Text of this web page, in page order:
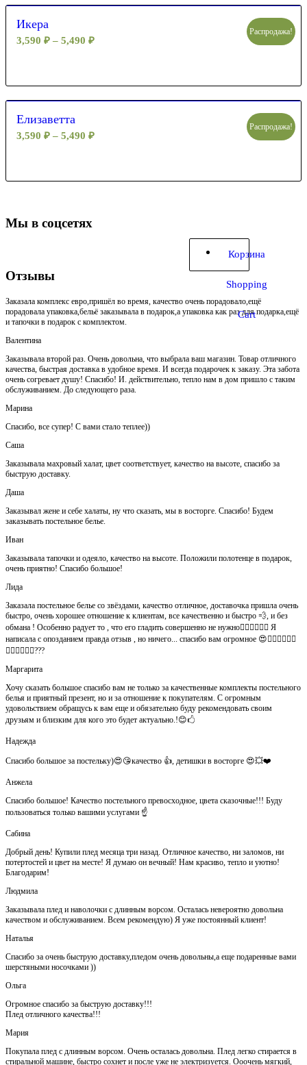
Корзина
Shopping
Cart
Икера
3,590 ₽ – 5,490 ₽
Распродажа!
Елизаветта
3,590 ₽ – 5,490 ₽
Распродажа!
Мы в соцсетях
Отзывы
Заказала комплекс евро,пришёл во время, качество очень порадовало,ещё
порадовала упаковка,бельё заказывала в подарок,а упаковка как раз для подарка,ещё
и тапочки в подарок с комплектом.
Валентина
Заказывала второй раз. Очень довольна, что выбрала ваш магазин. Товар отличного
качества, быстрая доставка в удобное время. И всегда подарочек к заказу. Эта забота
очень согревает душу! Спасибо! И. действительно, тепло нам в дом пришло с таким
обслуживанием. До следующего раза.
Марина
Спасибо, все супер! С вами стало теплее))
Саша
Заказывала махровый халат, цвет соответствует, качество на высоте, спасибо за
быструю доставку.
Даша
Заказывал жене и себе халаты, ну что сказать, мы в восторге. Спасибо! Будем
заказывать постельное белье.
Иван
Заказывала тапочки и одеяло, качество на высоте. Положили полотенце в подарок,
очень приятно! Спасибо большое!
Лида
Заказала постельное белье со звёздами, качество отличное, доставочка пришла очень
быстро, очень хорошее отношение к клиентам, все качественно и быстро 💨, и без
обмана ! Особенно радует то , что его гладить совершенно не нужно👍🏻👍🏻🙈😄 Я
написала с опозданием правда отзыв , но ничего... спасибо вам огромное 😍👍🏻👍🏻👏🏻
👌🏻👌🏻👌🏻???
Маргарита
Хочу сказать большое спасибо вам не только за качественные комплекты постельного
белья и приятный презент, но и за отношение к покупателям. С огромным
удовольствием обращусь к вам еще и обязательно буду рекомендовать своим
друзьям и близким для кого это будет актуально.!😊🖒
Надежда
Спасибо большое за постельку)😍😘качество 👍, детишки в восторге 😍💥❤️
Анжела
Спасибо большое! Качество постельного превосходное, цвета сказочные!!! Буду
пользоваться только вашими услугами ☝️
Сабина
Добрый день! Купили плед месяца три назад. Отличное качество, ни заломов, ни
потертостей и цвет на месте! Я думаю он вечный! Нам красиво, тепло и уютно!
Благодарим!
Людмила
Заказывала плед и наволочки с длинным ворсом. Осталась невероятно довольна
качеством и обслуживанием. Всем рекомендую) Я уже постоянный клиент!
Наталья
Спасибо за очень быструю доставку,пледом очень довольны,а еще подаренные вами
шерстяными носочками ))
Ольга
Огромное спасибо за быструю доставку!!!
Плед отличного качества!!!
Мария
Покупала плед с длинным ворсом. Очень осталась довольна. Плед легко стирается в
стиральной машине, быстро сохнет и после уже не электризуется. Ооочень мягкий,